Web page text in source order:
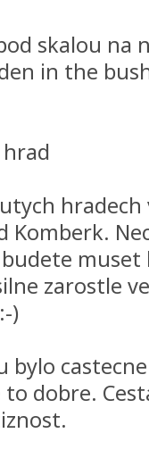
skalou na
in the
Komberk.
zarostle
)
bylo
dobre.